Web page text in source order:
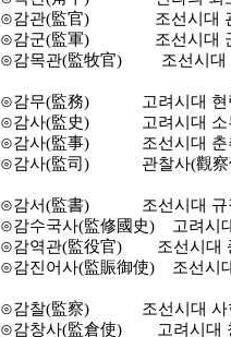
⊙감관(監官) 조선시대 관아(
⊙감군(監軍) 조선시대 군직(
⊙감목관(監牧官) 조선시대
⊙감무(監務) 고려시대 현령(
⊙감사(監史) 고려시대 소부
⊙감사(監事) 조선시대 춘추
⊙감사(監司) 관찰사(觀察使)
⊙감서(監書) 조선시대 규장
⊙감수국사(監修國史) 고려시
⊙감역관(監役官) 조선시대 종
⊙감진어사(監賑御使) 조선시
⊙감찰(監察) 조선시대 사헌
⊙감창사(監倉使) 고려시대